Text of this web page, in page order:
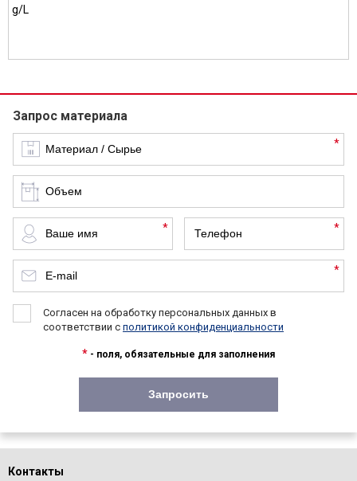
g/L
Запрос материала
*
* *
*
Согласен на обработку персональных данных в
соответствии с политикой конфиденциальности
* - поля, обязательные для заполнения
Контакты